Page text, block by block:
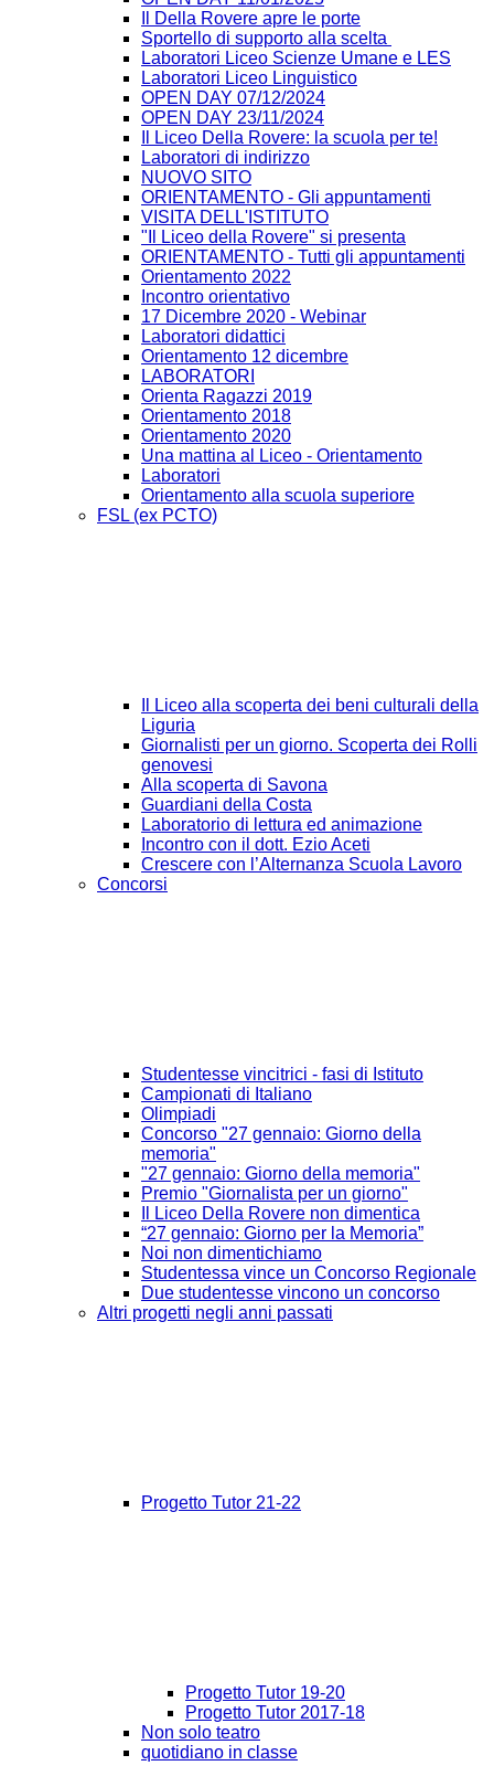
Il Della Rovere apre le porte
Sportello di supporto alla scelta
Laboratori Liceo Scienze Umane e LES
Laboratori Liceo Linguistico
OPEN DAY 07/12/2024
OPEN DAY 23/11/2024
Il Liceo Della Rovere: la scuola per te!
Laboratori di indirizzo
NUOVO SITO
ORIENTAMENTO - Gli appuntamenti
VISITA DELL'ISTITUTO
"Il Liceo della Rovere" si presenta
ORIENTAMENTO - Tutti gli appuntamenti
Orientamento 2022
Incontro orientativo
17 Dicembre 2020 - Webinar
Laboratori didattici
Orientamento 12 dicembre
LABORATORI
Orienta Ragazzi 2019
Orientamento 2018
Orientamento 2020
Una mattina al Liceo - Orientamento
Laboratori
Orientamento alla scuola superiore
FSL (ex PCTO)
Il Liceo alla scoperta dei beni culturali della
Liguria
Giornalisti per un giorno. Scoperta dei Rolli
genovesi
Alla scoperta di Savona
Guardiani della Costa
Laboratorio di lettura ed animazione
Incontro con il dott. Ezio Aceti
Crescere con l’Alternanza Scuola Lavoro
Concorsi
Studentesse vincitrici - fasi di Istituto
Campionati di Italiano
Olimpiadi
Concorso "27 gennaio: Giorno della
memoria"
"27 gennaio: Giorno della memoria"
Premio "Giornalista per un giorno"
Il Liceo Della Rovere non dimentica
“27 gennaio: Giorno per la Memoria”
Noi non dimentichiamo
Studentessa vince un Concorso Regionale
Due studentesse vincono un concorso
Altri progetti negli anni passati
Progetto Tutor 21-22
Progetto Tutor 19-20
Progetto Tutor 2017-18
Non solo teatro
quotidiano in classe